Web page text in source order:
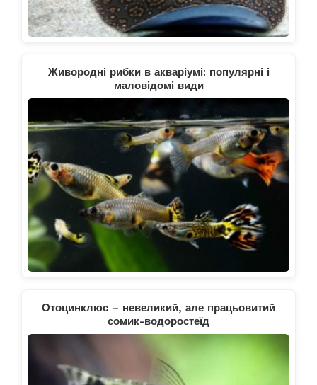
Живородні рибки в акваріумі: популярні і
маловідомі види
Отоцинклюс – невеликий, але працьовитий
сомик-водоростеїд